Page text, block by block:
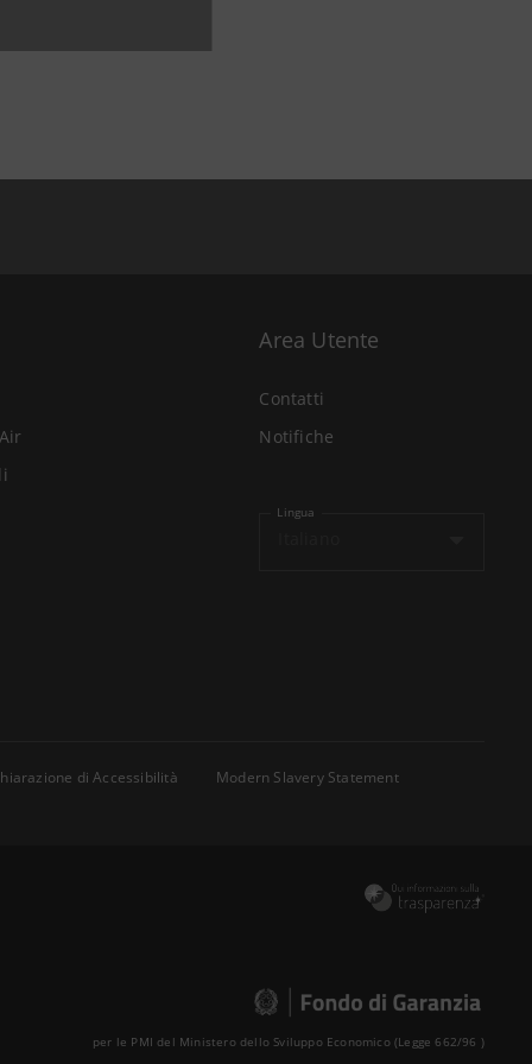
Area Utente
Contatti
Notifiche
Lingua
di Accessibilità
Modern Slavery Statement
per le PMI del Ministero dello Sviluppo Economico (Legge 662/96 )